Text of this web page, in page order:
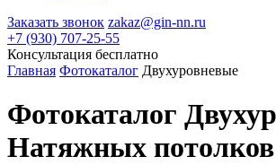
Заказать звонок zakaz@gin-nn.ru
+7 (930) 707-25-55
Консультация бесплатно
Главная Фотокаталог Двухуровневые
Фотокаталог
Натяжных потолков